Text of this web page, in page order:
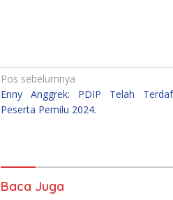
Navigasi
pos
Pos sebelumnya
Enny Anggrek: PDIP Telah
Peserta Pemilu 2024.
Baca Juga